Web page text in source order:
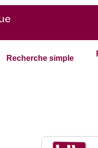
Recherche simple